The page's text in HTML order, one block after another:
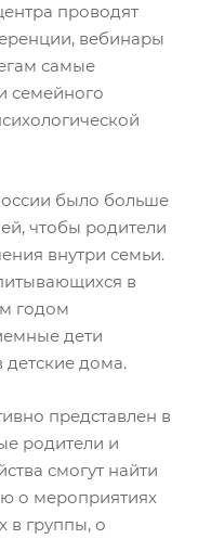
проводят
вебинары
самые
семейного
было больше
чтобы родители
внутри семьи.
в
годом
дети
детские дома.
представлен в
родители и
смогут найти
о мероприятиях
в группы, о